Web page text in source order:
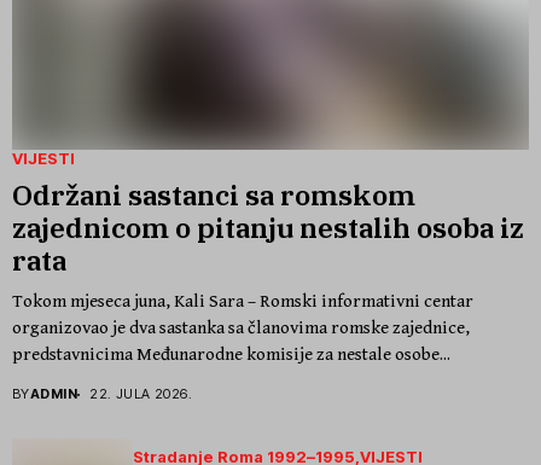
VIJESTI
Održani sastanci sa romskom
zajednicom o pitanju nestalih osoba iz
rata
Tokom mjeseca juna, Kali Sara – Romski informativni centar
organizovao je dva sastanka sa članovima romske zajednice,
predstavnicima Međunarodne komisije za nestale osobe...
BYADMIN 22. JULA 2026.
Stradanje Roma 1992–1995 VIJESTI